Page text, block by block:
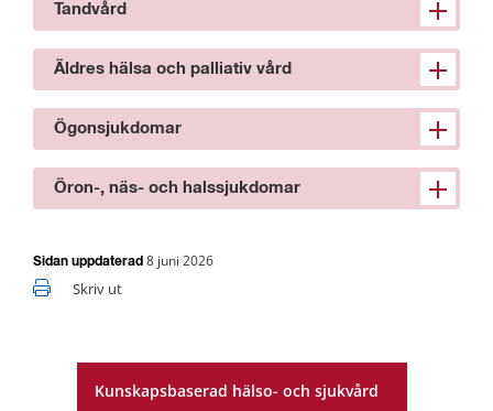
Kunskapsbaserad hälso- och sjukvård
Tandvård
Äldres hälsa och palliativ vård
Ögonsjukdomar
Öron-, näs- och halssjukdomar
Sidan uppdaterad 8 juni 2026
Skriv ut